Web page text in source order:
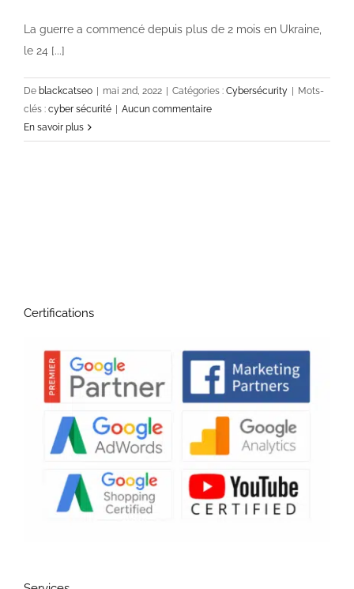
La guerre a commencé depuis plus de 2 mois en Ukraine,
le 24 [...]
De blackcatseo mai 2nd, 2022 Catégories : Cybersécurity
Mots-
clés : cyber sécurité
Aucun commentaire
En savoir plus
Certifications